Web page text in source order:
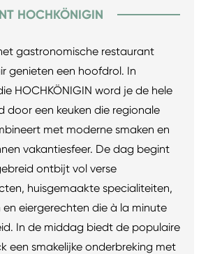
HOCHKÖNIGIN
gastronomische restaurant
genieten een hoofdrol. In
HOCHKÖNIGIN word je de hele
door een keuken die regionale
met moderne smaken en
vakantiesfeer. De dag begint
ontbijt vol verse
huisgemaakte specialiteiten,
eiergerechten die à la minute
In de middag biedt de populaire
een smakelijke onderbreking met